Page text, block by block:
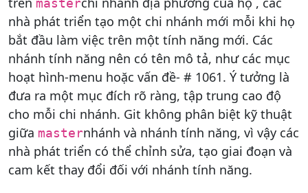
master
nhà phát triển tạo một chi nhánh mới mỗi khi họ
bắt đầu làm việc trên một tính năng mới. Các
nhánh tính năng nên có tên mô tả, như các mục
hoạt hình-menu hoặc vấn đề- # 1061. Ý tưởng là
đưa ra một mục đích rõ ràng, tập trung cao độ
cho mỗi chi nhánh. Git không phân biệt kỹ thuật
giữa masternhánh và nhánh tính năng, vì vậy các
nhà phát triển có thể chỉnh sửa, tạo giai đoạn và
cam kết thay đổi đối với nhánh tính năng.